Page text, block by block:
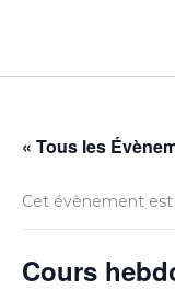
« Tous les
Cet évènement est
Cours